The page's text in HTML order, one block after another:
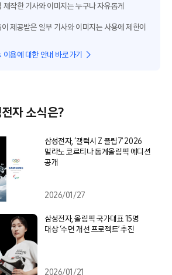
작한 기사와 이미지는 누구나 자유롭게
제공받은 일부 기사와 이미지는 사용에 제한이
용에 대한 안내 바로가기
자 소식은?
삼성전자, ‘갤럭시 Z 플립7’ 2026
밀라노 코르티나 동계올림픽 에디션
공개
2026/01/27
삼성전자, 올림픽 국가대표 15명
대상 ‘수면 개선 프로젝트’ 추진
2026/01/21